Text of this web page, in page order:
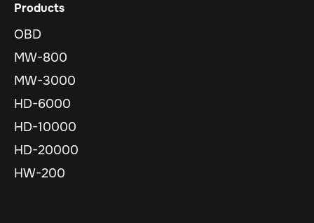
Products
OBD
MW-800
MW-3000
HD-6000
HD-10000
HD-20000
HW-200